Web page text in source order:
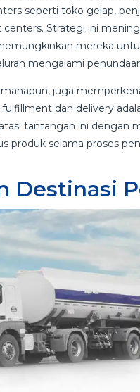
seperti toko gelap,
Strategi ini
mereka
mengalami
juga
dan delivery
tantangan ini dengan
produk selama proses
Destinasi